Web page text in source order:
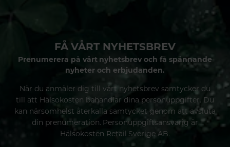
FÅ VÅRT NYHETSBREV
Prenumerera på vårt nyhetsbrev och få spännande
nyheter och erbjudanden.
När du anmäler dig till vårt nyhetsbrev samtycker du
till att Hälsokosten behandlar dina personuppgifter. Du
kan närsomhelst återkalla samtycket genom att avsluta
din prenumeration. Personuppgiftsansvarig är
Hälsokosten Retail Sverige AB.